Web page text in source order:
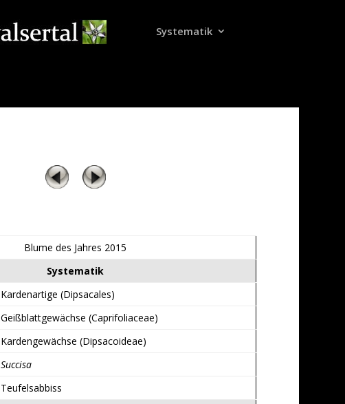
Systematik
Blume des Jahres 2015
Systematik
Kardenartige (Dipsacales)
Geißblattgewächse (Caprifoliaceae)
Kardengewächse (Dipsacoideae)
Succisa
Teufelsabbiss